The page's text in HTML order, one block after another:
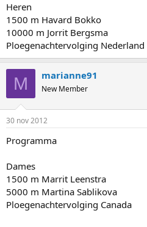
Heren
1500 m Havard Bokko
10000 m Jorrit Bergsma
Ploegenachtervolging Nederland
M marianne91
New Member
30 nov 2012
Programma
Dames
1500 m Marrit Leenstra
5000 m Martina Sablikova
Ploegenachtervolging Canada